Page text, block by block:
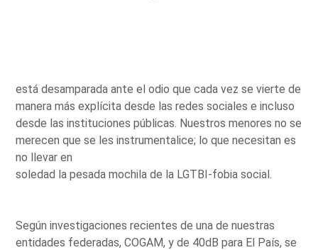
está desamparada ante el odio que cada vez se vierte de
manera más explícita desde las redes sociales e incluso
desde las instituciones públicas. Nuestros menores no se
merecen que se les instrumentalice; lo que necesitan es
no llevar en
soledad la pesada mochila de la LGTBI-fobia social.
Según investigaciones recientes de una de nuestras
entidades federadas, COGAM, y de 40dB para El País, se